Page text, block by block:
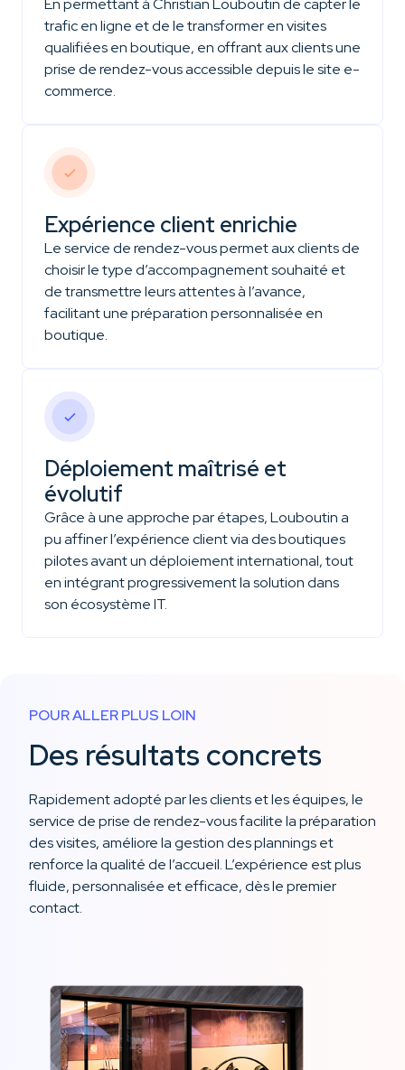
En permettant à Christian Louboutin de capter le
trafic en ligne et de le transformer en visites
qualifiées en boutique, en offrant aux clients une
prise de rendez-vous accessible depuis le site e-
commerce.
Expérience client enrichie
Le service de rendez-vous permet aux clients de
choisir le type d’accompagnement souhaité et
de transmettre leurs attentes à l’avance,
facilitant une préparation personnalisée en
boutique.
Déploiement maîtrisé et
évolutif
Grâce à une approche par étapes, Louboutin a
pu affiner l’expérience client via des boutiques
pilotes avant un déploiement international, tout
en intégrant progressivement la solution dans
son écosystème IT.
POUR ALLER PLUS LOIN
Des résultats concrets
Rapidement adopté par les clients et les équipes, le
service de prise de rendez-vous facilite la préparation
des visites, améliore la gestion des plannings et
renforce la qualité de l’accueil. L’expérience est plus
fluide, personnalisée et efficace, dès le premier
contact.